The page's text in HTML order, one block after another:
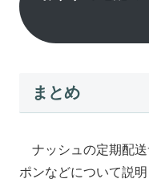
まとめ
ナッシュの定期配送
ポンなどについて説